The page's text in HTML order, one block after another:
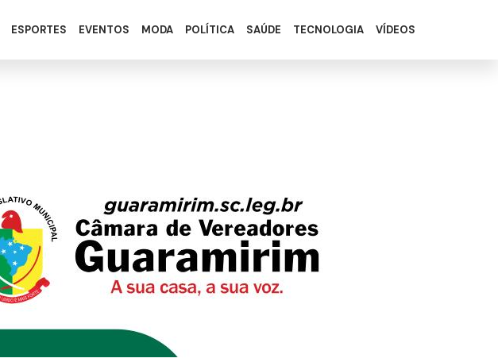
ESPORTES EVENTOS MODA POLÍTICA SAÚDE TECNOLOGIA VÍDEOS